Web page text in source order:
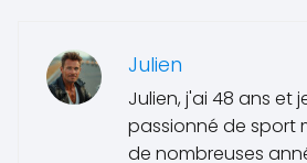
Julien
Julien, j'ai 48 ans et
passionné de sport
de nombreuses